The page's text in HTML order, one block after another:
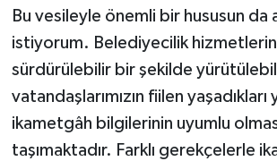
Bu vesileyle önemli bir hususun da
istiyorum. Belediyecilik
sürdürülebilir bir şekilde
vatandaşlarımızın fiilen yaşadıkları
ikametgâh bilgilerinin uyumlu
taşımaktadır. Farklı gerekçelerle